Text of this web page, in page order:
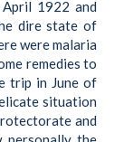
1922 and
dire state of
were malaria
remedies to
trip in June of
situation
and